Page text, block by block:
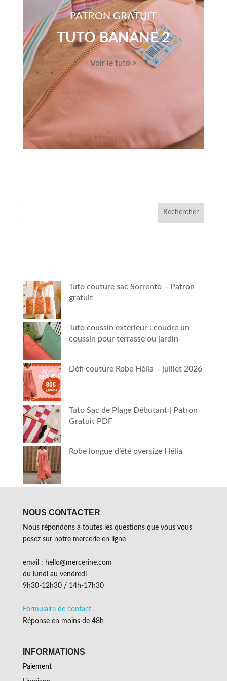
PATRON GRATUIT
TUTO BANANE 2
Voir le tuto >
Rechercher
Tuto couture sac Sorrento – Patron
gratuit
Tuto coussin extérieur : coudre un
coussin pour terrasse ou jardin
Défi couture Robe Hélia – juillet 2026
Tuto Sac de Plage Débutant | Patron
Gratuit PDF
Robe longue d’été oversize Hélia
NOUS CONTACTER
Nous répondons à toutes les questions que vous vous
posez sur notre mercerie en ligne
email : hello@mercerine.com
du lundi au vendredi
9h30-12h30 / 14h-17h30
Formulaire de contact
Réponse en moins de 48h
INFORMATIONS
Paiement